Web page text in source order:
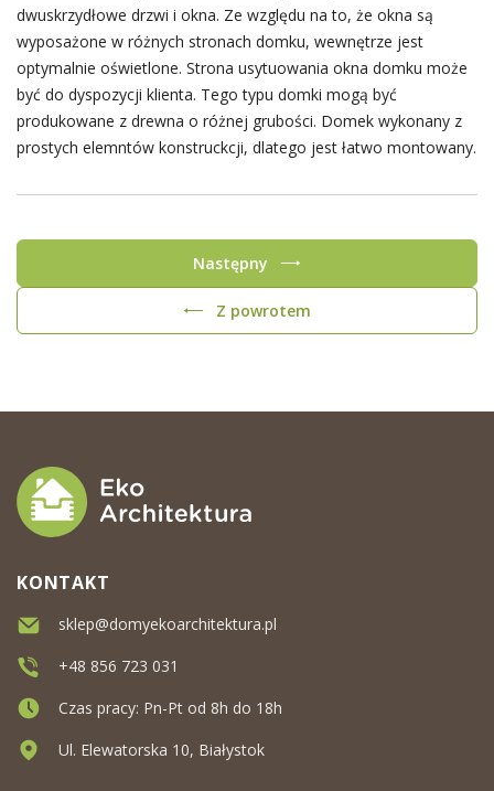
dwuskrzydłowe drzwi i okna. Ze względu na to, że okna są
wyposażone w różnych stronach domku, wewnętrze jest
optymalnie oświetlone. Strona usytuowania okna domku może
być do dyspozycji klienta. Tego typu domki mogą być
produkowane z drewna o różnej grubości. Domek wykonany z
prostych elemntów konstruckcji, dlatego jest łatwo montowany.
Z powrotem
Następny
KONTAKT
sklep@domyekoarchitektura.pl
+48 856 723 031
Czas pracy: Pn-Pt od 8h do 18h
Ul. Elewatorska 10, Białystok